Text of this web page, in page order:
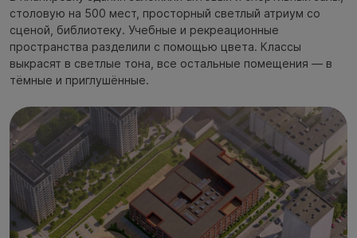
столовую на 500 мест, просторный светлый атриум со
сценой, библиотеку. Учебные и рекреационные
пространства разделили с помощью цвета. Классы
выкрасят в светлые тона, все остальные помещения — в
тёмные и приглушённые.